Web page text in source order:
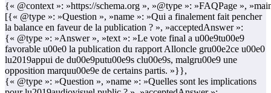
{« @context »: »https://schema.org », »@type »: »FAQPage »,
[{« @type »: »Question », »name »: »Qui a finalement fait pencher
la balance en faveur de la publication ? », »acceptedAnswer »:
{« @type »: »Answer », »text »: »Le vote final a u00e9tu00e9
favorable u00e0 la publication du rapport Alloncle gru00e2ce u00e0
lu2019appui de du00e9putu00e9s clu00e9s, malgru00e9 une
opposition marquu00e9e de certains partis. »}},
{« @type »: »Question », »name »: »Quelles sont les implications